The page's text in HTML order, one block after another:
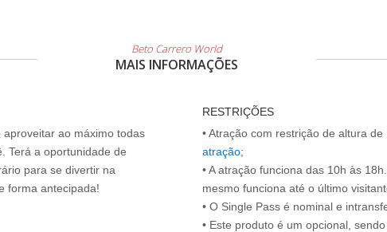
Beto Carrero World
MAIS INFORMAÇÕES
ao máximo todas
Terá a oportunidade de
para se divertir na
forma antecipada!
RESTRIÇÕES
• Atração com restrição de altura
atração;
• A atração funciona das 10h às
mesmo funciona até o último
• O Single Pass é nominal e
• Este produto é um opcional,